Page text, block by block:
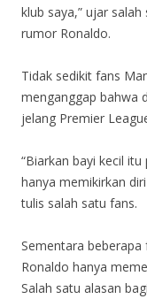
klub saya,” ujar
rumor Ronaldo.
Tidak sedikit fans
menganggap bahwa
jelang Premier
“Biarkan bayi kecil
hanya memikirkan
tulis salah satu fans.
Sementara
Ronaldo hanya
Salah satu alasan